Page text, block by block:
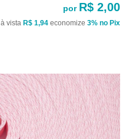
por R$ 2,00
à vista R$ 1,94 economize 3% no Pix